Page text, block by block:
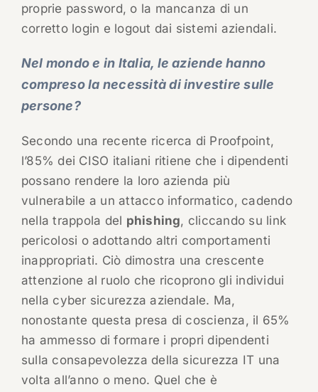
proprie password, o la mancanza di un
corretto login e logout dai sistemi aziendali.
Nel mondo e in Italia, le aziende hanno
compreso la necessità di investire sulle
persone?
Secondo una recente ricerca di Proofpoint,
l’85% dei CISO italiani ritiene che i dipendenti
possano rendere la loro azienda più
vulnerabile a un attacco informatico, cadendo
nella trappola del phishing, cliccando su link
pericolosi o adottando altri comportamenti
inappropriati. Ciò dimostra una crescente
attenzione al ruolo che ricoprono gli individui
nella cyber sicurezza aziendale. Ma,
nonostante questa presa di coscienza, il 65%
ha ammesso di formare i propri dipendenti
sulla consapevolezza della sicurezza IT una
volta all’anno o meno. Quel che è